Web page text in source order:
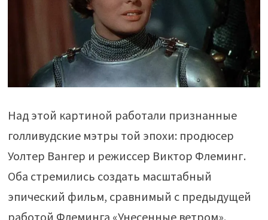
Над этой картиной работали признанные
голливудские мэтры той эпохи: продюсер
Уолтер Вангер и режиссер Виктор Флеминг.
Оба стремились создать масштабный
эпический фильм, сравнимый с предыдущей
работой Флеминга «Унесенные ветром».